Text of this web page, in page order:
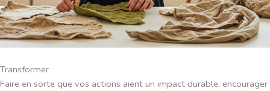
Transformer
Faire en sorte que vos actions aient un impact durable, encourager